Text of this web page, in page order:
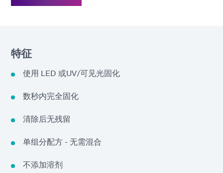
特征
使用 LED 或UV/可见光固化
数秒内完全固化
清除后无残留
单组分配方 - 无需混合
不添加溶剂